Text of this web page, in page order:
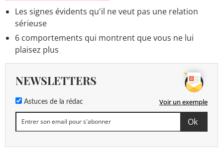
Les signes évidents qu'il ne veut pas une relation
sérieuse
6 comportements qui montrent que vous ne lui
plaisez plus
NEWSLETTERS
Astuces de la rédac Voir un exemple